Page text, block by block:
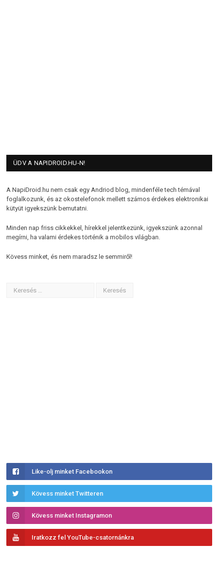
ÜDV A NAPIDROID.HU-N!
A NapiDroid.hu nem csak egy Andriod blog, mindenféle tech témával
foglalkozunk, és az okostelefonok mellett számos érdekes elektronikai
kütyüt igyekszünk bemutatni.
Minden nap friss cikkekkel, hírekkel jelentkezünk, igyekszünk azonnal
megírni, ha valami érdekes történik a mobilos világban.
Kövess minket, és nem maradsz le semmiről!
Like-olj minket Facebookon
Kövess minket Twitteren
Kövess minket Instagramon
Iratkozz fel YouTube-csatornánkra